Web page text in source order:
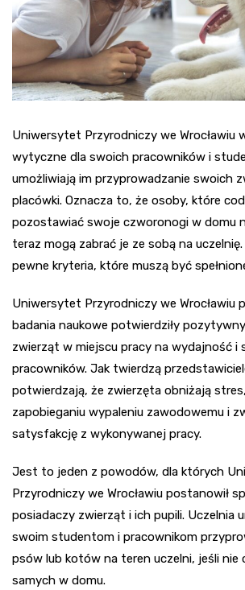
Uniwersytet Przyrodniczy we Wrocławiu
wytyczne dla swoich pracowników i
umożliwiają im przyprowadzanie swoich
placówki. Oznacza to, że osoby, które
pozostawiać swoje czworonogi w domu
teraz mogą zabrać je ze sobą na
pewne kryteria, które muszą być
Uniwersytet Przyrodniczy we Wrocławiu
badania naukowe potwierdziły
zwierząt w miejscu pracy na wydajność i
pracowników. Jak twierdzą
potwierdzają, że zwierzęta obniżają
zapobieganiu wypaleniu zawodowemu i
satysfakcję z wykonywanej pracy.
Jest to jeden z powodów, dla których
Przyrodniczy we Wrocławiu postanowił
posiadaczy zwierząt i ich pupili. Uczelnia
swoim studentom i pracownikom
psów lub kotów na teren uczelni, jeśli nie
samych w domu.